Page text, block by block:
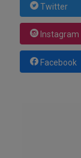
Twitter
Instagram
Facebook